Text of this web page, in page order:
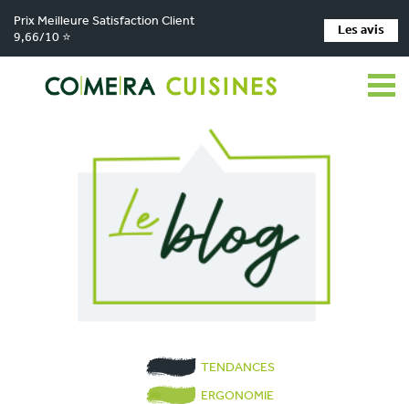
Prix Meilleure Satisfaction Client
9,66/10 ⭐
Les avis
TENDANCES
ERGONOMIE